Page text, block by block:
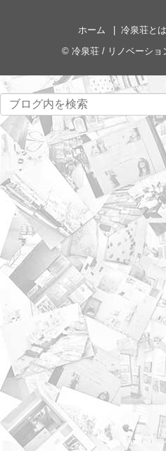
ホーム 冷泉荘とは
© 冷泉荘 / リノベーショ